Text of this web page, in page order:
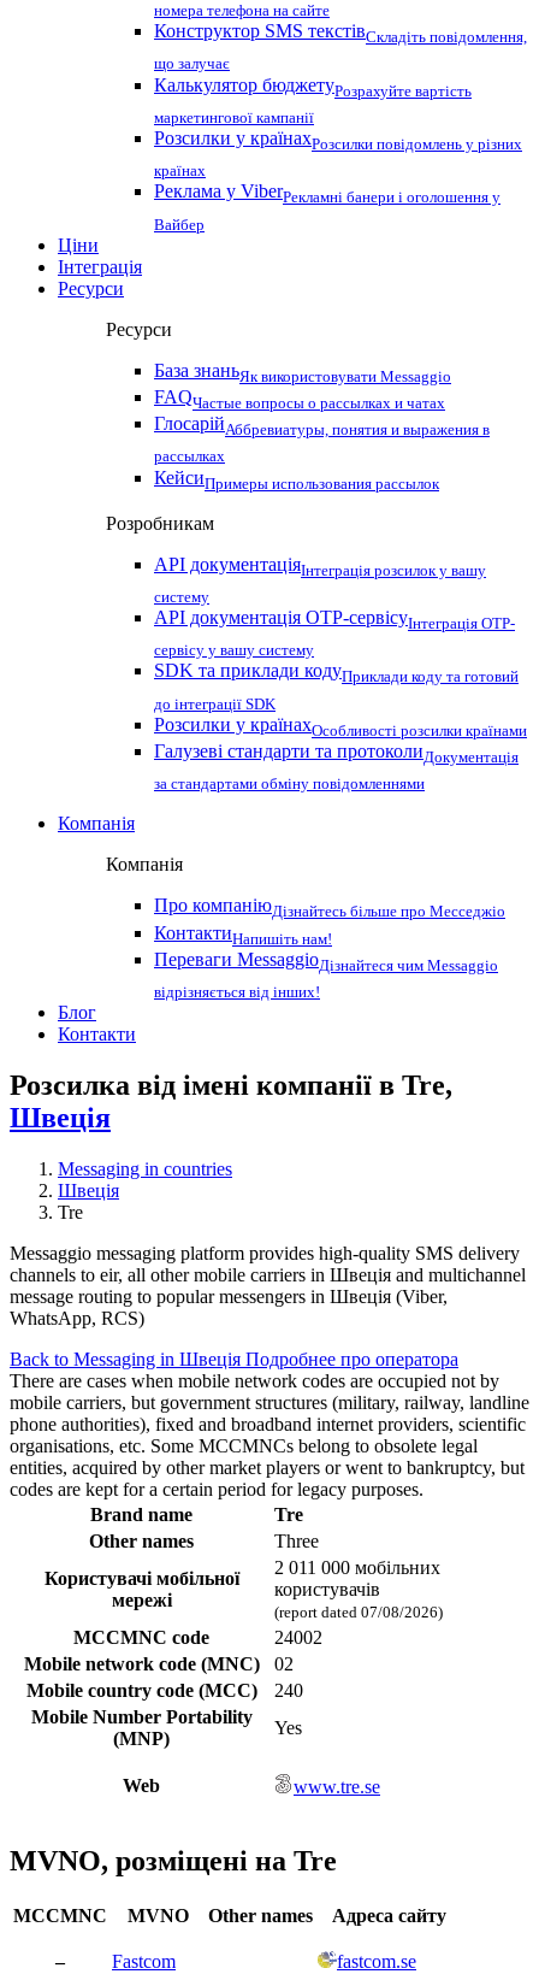
номера телефона на сайте
Конструктор SMS текстівСкладіть повідомлення,
що залучає
Калькулятор бюджетуРозрахуйте вартість
маркетингової кампанії
Розсилки у країнахРозсилки повідомлень у різних
країнах
Реклама у ViberРекламні банери і оголошення у
Вайбер
Ціни
Інтеграція
Ресурси
Ресурси
База знаньЯк використовувати Messaggio
FAQЧастые вопросы о рассылках и чатах
ГлосарійАббревиатуры, понятия и выражения в
рассылках
КейсиПримеры использования рассылок
Розробникам
API документаціяІнтеграція розсилок у вашу
систему
API документація OTP-сервісуІнтеграція OTP-
сервісу у вашу систему
SDK та приклади кодуПриклади коду та готовий
до інтеграції SDK
Розсилки у країнахОсобливості розсилки країнами
Галузеві стандарти та протоколиДокументація
за стандартами обміну повідомленнями
Компанія
Компанія
Про компаніюДізнайтесь більше про Месседжіо
КонтактиНапишіть нам!
Переваги MessaggioДізнайтеся чим Messaggio
відрізняється від інших!
Блог
Контакти
Розсилка від імені компанії в Tre,
Швеція
Messaging in countries
Швеція
Tre
Messaggio messaging platform provides high-quality SMS delivery
channels to eir, all other mobile carriers in Швеція and multichannel
message routing to popular messengers in Швеція (Viber,
WhatsApp, RCS)
Back to Messaging in Швеція Подробнее про оператора
There are cases when mobile network codes are occupied not by
mobile carriers, but government structures (military, railway, landline
phone authorities), fixed and broadband internet providers, scientific
organisations, etc. Some MCCMNCs belong to obsolete legal
entities, acquired by other market players or went to bankruptcy, but
codes are kept for a certain period for legacy purposes.
Brand name
Tre
Other names
Three
Користувачі мобільної
мережі
2 011 000 мобільних
користувачів
(report dated 07/08/2026)
MCCMNC code
24002
Mobile network code (MNC)
02
Mobile country code (MCC)
240
Mobile Number Portability
(MNP)
Yes
Web www.tre.se
MVNO, розміщені на Tre
MCCMNC MVNO Other names Адреса сайту
– Fastcom fastcom.se